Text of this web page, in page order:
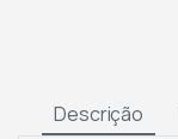
Descrição